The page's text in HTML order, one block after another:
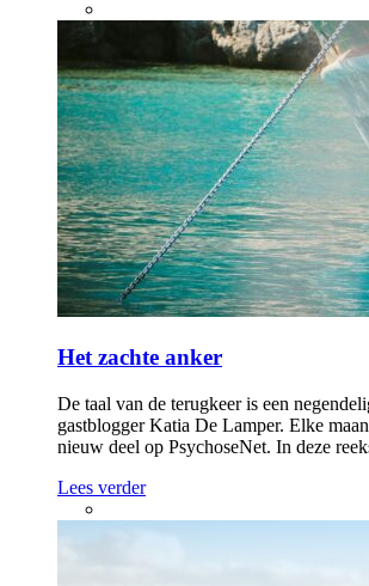
Het zachte anker
De taal van de terugkeer is een
gastblogger Katia De Lamper. Elke
nieuw deel op PsychoseNet. In deze
Lees verder